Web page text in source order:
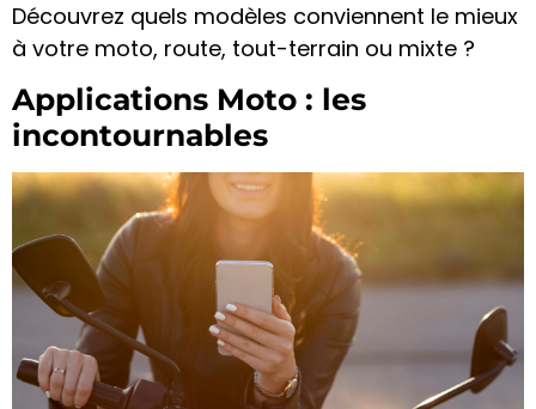
Découvrez quels modèles conviennent le mieux
à votre moto, route, tout-terrain ou mixte ?
Applications Moto : les
incontournables